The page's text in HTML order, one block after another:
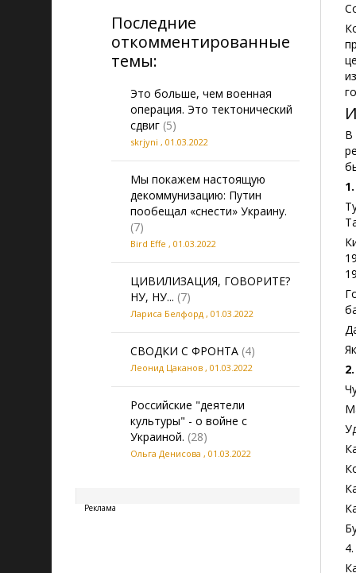
Последние
откомментированные
темы:
Это больше, чем военная
операция. Это тектонический
сдвиг (5)
skrjyni , 01.03.2022
Мы покажем настоящую
декоммунизацию: Путин
пообещал «снести» Украину.
(7)
Bird Effe , 01.03.2022
ЦИВИЛИЗАЦИЯ, ГОВОРИТЕ?
НУ, НУ... (7)
Лариса Белфорд , 01.03.2022
СВОДКИ С ФРОНТА (4)
Леонид Цаканов , 01.03.2022
Российские "деятели
культуры" - о войне с
Украиной. (28)
Ольга Денисова , 01.03.2022
Реклама
В